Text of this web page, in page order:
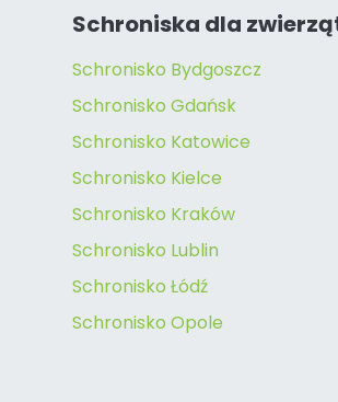
Schroniska dla
Schronisko Bydgoszcz
Schronisko Gdańsk
Schronisko Katowice
Schronisko Kielce
Schronisko Kraków
Schronisko Lublin
Schronisko Łódź
Schronisko Opole